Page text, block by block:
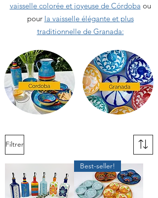
vaisselle colorée et joyeuse de Córdoba ou
pour la vaisselle élégante et plus
traditionnelle de Granada:
Filtrer
Best-seller!